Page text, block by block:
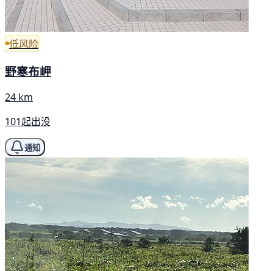
低风险
野寒布岬
24 km
101起出没
通知